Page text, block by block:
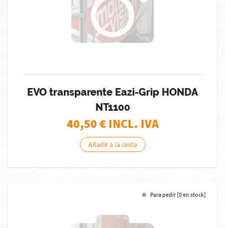
EVO transparente Eazi-Grip HONDA
NT1100
40,50€ INCL. IVA
Añadir a la cesta
Para pedir [0 en stock]